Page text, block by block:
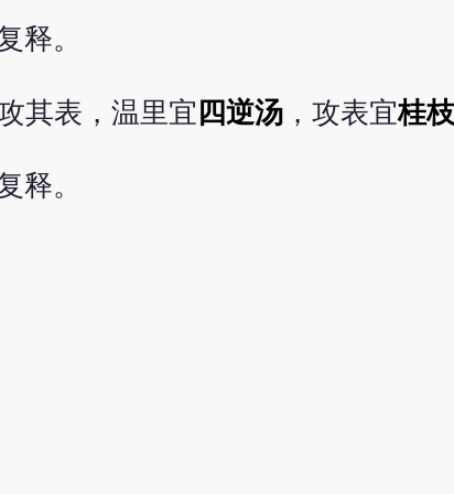
释。
其表，温里宜 四逆汤，攻表宜桂
释。